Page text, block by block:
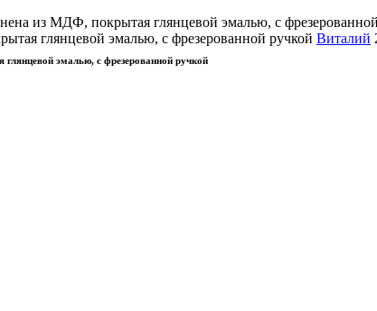
из МДФ, покрытая глянцевой эмалью, с
глянцевой эмалью, с фрезерованной ручкой Виталий
эмалью, с фрезерованной ручкой